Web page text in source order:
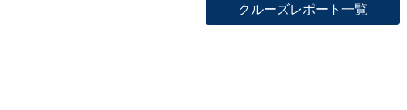
クルーズレポート一覧